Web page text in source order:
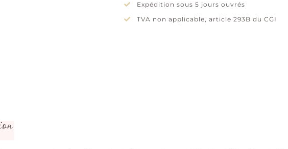
Expédition sous 5 jours ouvrés
TVA non applicable, article 293B du CGI